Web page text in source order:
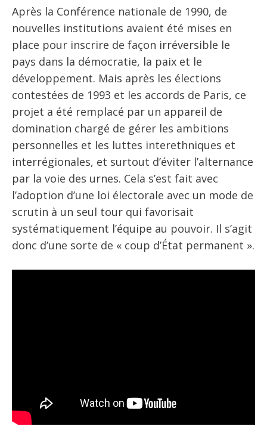
Après la Conférence nationale de 1990, de
nouvelles institutions avaient été mises en
place pour inscrire de façon irréversible le
pays dans la démocratie, la paix et le
développement. Mais après les élections
contestées de 1993 et les accords de Paris, ce
projet a été remplacé par un appareil de
domination chargé de gérer les ambitions
personnelles et les luttes interethniques et
interrégionales, et surtout d’éviter l’alternance
par la voie des urnes. Cela s’est fait avec
l’adoption d’une loi électorale avec un mode de
scrutin à un seul tour qui favorisait
systématiquement l’équipe au pouvoir. Il s’agit
donc d’une sorte de « coup d’État permanent ».